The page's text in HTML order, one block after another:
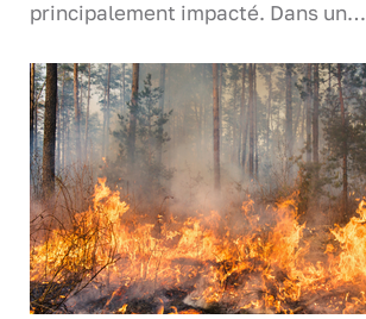
principalement impacté. Dans un…